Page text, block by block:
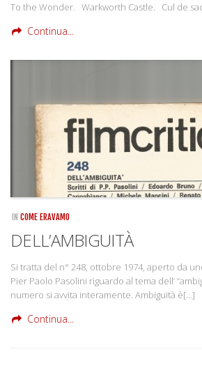
To the Wonder. Warkworth Castle. Cul de
Continua...
IN COME ERAVAMO
DELL’AMBIGUITÀ
Si tratta del n° 248, ottobre 1974, aperto da
Pier Paolo Pasolini riguardo al tema dell’
numero si avvita interamente. Ambiguità è[…]
Continua...